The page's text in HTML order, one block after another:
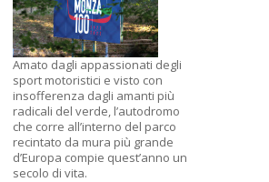
Amato dagli appassionati degli
sport motoristici e visto con
insofferenza dagli amanti più
radicali del verde, l’autodromo
che corre all’interno del parco
recintato da mura più grande
d’Europa compie quest’anno un
secolo di vita.